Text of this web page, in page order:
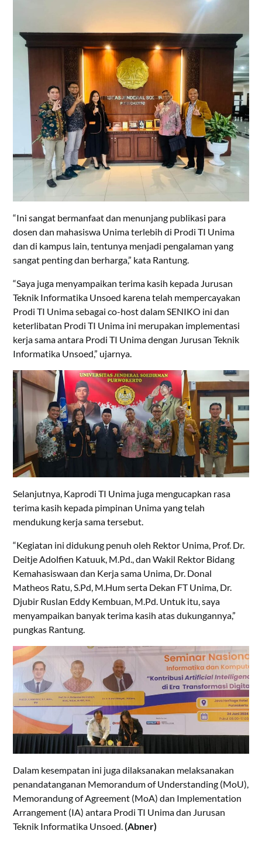
“Ini sangat bermanfaat dan menunjang publikasi para
dosen dan mahasiswa Unima terlebih di Prodi TI Unima
dan di kampus lain, tentunya menjadi pengalaman yang
sangat penting dan berharga,” kata Rantung.
“Saya juga menyampaikan terima kasih kepada Jurusan
Teknik Informatika Unsoed karena telah mempercayakan
Prodi TI Unima sebagai co-host dalam SENIKO ini dan
keterlibatan Prodi TI Unima ini merupakan implementasi
kerja sama antara Prodi TI Unima dengan Jurusan Teknik
Informatika Unsoed,” ujarnya.
Selanjutnya, Kaprodi TI Unima juga mengucapkan rasa
terima kasih kepada pimpinan Unima yang telah
mendukung kerja sama tersebut.
“Kegiatan ini didukung penuh oleh Rektor Unima, Prof. Dr.
Deitje Adolfien Katuuk, M.Pd., dan Wakil Rektor Bidang
Kemahasiswaan dan Kerja sama Unima, Dr. Donal
Matheos Ratu, S.Pd, M.Hum serta Dekan FT Unima, Dr.
Djubir Ruslan Eddy Kembuan, M.Pd. Untuk itu, saya
menyampaikan banyak terima kasih atas dukungannya,”
pungkas Rantung.
Dalam kesempatan ini juga dilaksanakan melaksanakan
penandatanganan Memorandum of Understanding (MoU),
Memorandung of Agreement (MoA) dan Implementation
Arrangement (IA) antara Prodi TI Unima dan Jurusan
Teknik Informatika Unsoed.(Abner)